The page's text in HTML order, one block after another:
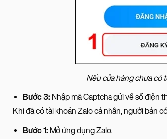
Nếu cửa hàng chưa có
Bước 3: Nhập mã Captcha gửi về số điện
Khi đã có tài khoản Zalo cá nhân, người bán
Bước 1: Mở ứng dụng Zalo.